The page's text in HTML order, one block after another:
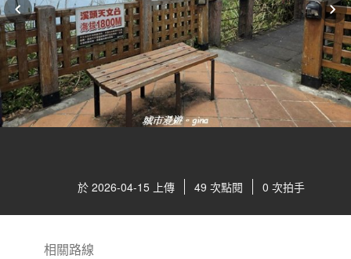
於 2026-04-15 上傳 49 次點閱 0 次拍手
相關路線